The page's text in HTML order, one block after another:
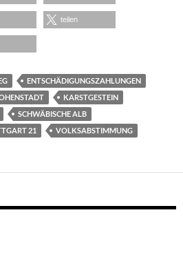
teilen
ENTSCHÄDIGUNGSZAHLUNGEN
KARSTGESTEIN
SCHWÄBISCHE ALB
21 VOLKSABSTIMMUNG